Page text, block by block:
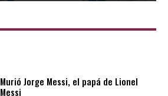
Murió Jorge Messi, el papá de Lionel
Messi